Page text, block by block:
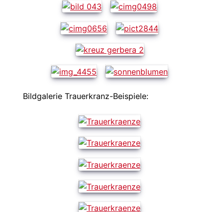
Bildgalerie Trauerkranz-Beispiele: